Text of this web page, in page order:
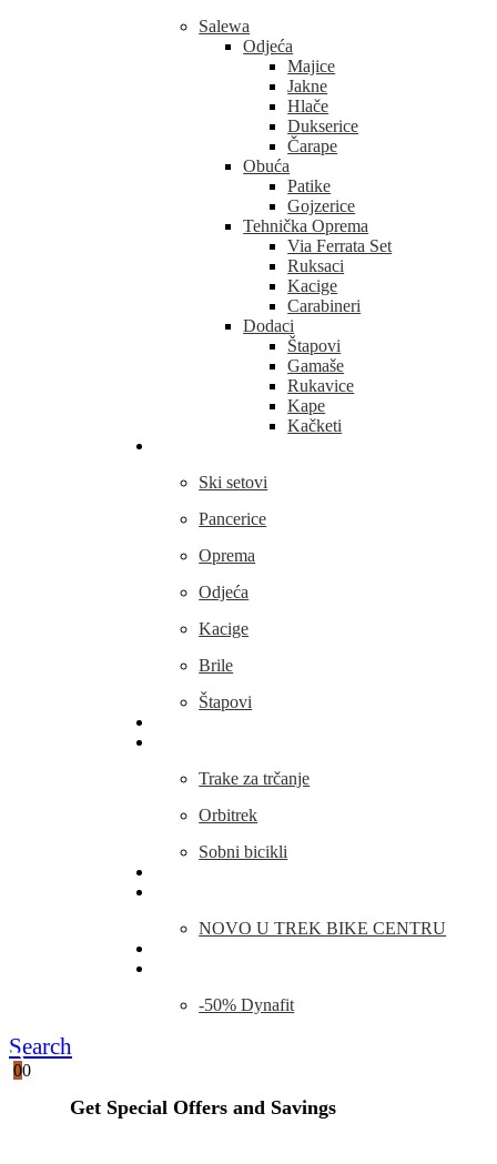
Salewa
Odjeća
Majice
Jakne
Hlače
Dukserice
Čarape
Obuća
Patike
Gojzerice
Tehnička Oprema
Via Ferrata Set
Ruksaci
Kacige
Carabineri
Dodaci
Štapovi
Gamaše
Rukavice
Kape
Kačketi
Ski setovi
Pancerice
Oprema
Odjeća
Kacige
Brile
Štapovi
Trake za trčanje
Orbitrek
Sobni bicikli
NOVO U TREK BIKE CENTRU
-50% Dynafit
Search
00
Get Special Offers and Savings